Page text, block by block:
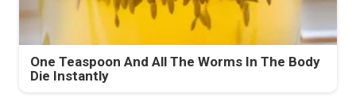
One Teaspoon And All The Worms In The Body
Die Instantly